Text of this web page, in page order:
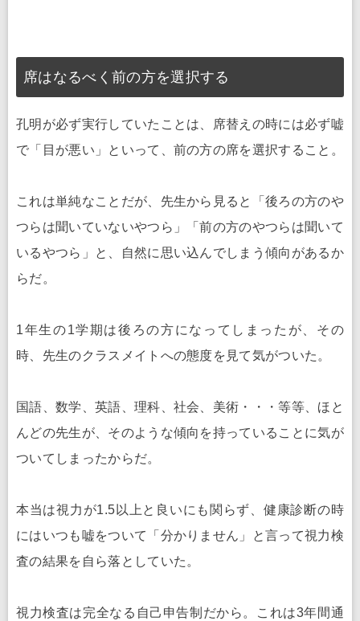
席はなるべく前の方を選択する
孔明が必ず実行していたことは、席替えの時には必ず嘘
で「目が悪い」といって、前の方の席を選択すること。
これは単純なことだが、先生から見ると「後ろの方のや
つらは聞いていないやつら」「前の方のやつらは聞いて
いるやつら」と、自然に思い込んでしまう傾向があるか
らだ。
1年生の1学期は後ろの方になってしまったが、その
時、先生のクラスメイトへの態度を見て気がついた。
国語、数学、英語、理科、社会、美術・・・等等、ほと
んどの先生が、そのような傾向を持っていることに気が
ついてしまったからだ。
本当は視力が1.5以上と良いにも関らず、健康診断の時
にはいつも嘘をついて「分かりません」と言って視力検
査の結果を自ら落としていた。
視力検査は完全なる自己申告制だから。これは3年間通